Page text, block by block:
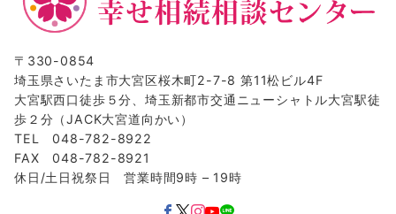
〒330-0854
埼玉県さいたま市大宮区桜木町2-7-8 第11松ビル4F
大宮駅西口徒歩５分、埼玉新都市交通ニューシャトル大宮駅徒
歩２分（JACK大宮道向かい）
TEL 048-782-8922
FAX 048-782-8921
休日/土日祝祭日 営業時間9時 – 19時